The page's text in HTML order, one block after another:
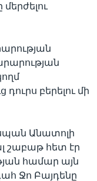
բերելու մի
Անատոլի
շաբաթ հետ էր
համար այն
Ջո Բայդենը